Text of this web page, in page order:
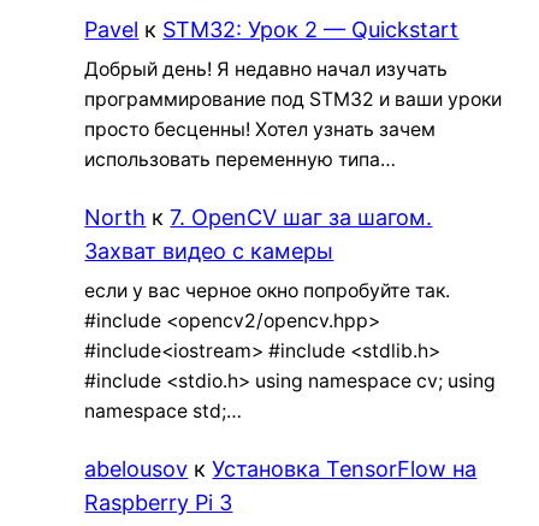
Pavel к STM32: Урок 2 — Quickstart
Добрый день! Я недавно начал изучать
программирование под STM32 и ваши уроки
просто бесценны! Хотел узнать зачем
использовать переменную типа…
North к7. OpenCV шаг за шагом.
Захват видео с камеры
если у вас черное окно попробуйте так.
#include <opencv2/opencv.hpp>
#include<iostream> #include <stdlib.h>
#include <stdio.h> using namespace cv; using
namespace std;…
abelousov кУстановка TensorFlow на
Raspberry Pi 3